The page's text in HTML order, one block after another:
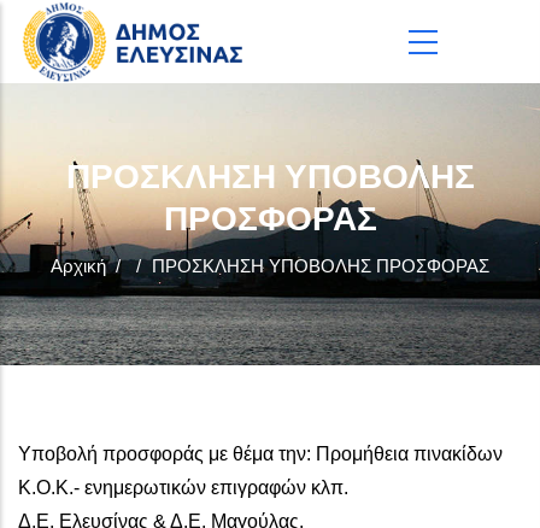
Παράκαμψη προς το κυρίως περιεχόμενο
ΠΡΟΣΚΛΗΣΗ ΥΠΟΒΟΛΗΣ
ΠΡΟΣΦΟΡΑΣ
Αρχική / / ΠΡΟΣΚΛΗΣΗ ΥΠΟΒΟΛΗΣ ΠΡΟΣΦΟΡΑΣ
Υποβολή προσφοράς με θέμα την: Προμήθεια πινακίδων
Κ.Ο.Κ.- ενημερωτικών επιγραφών κλπ.
Δ.Ε. Ελευσίνας & Δ.Ε. Μαγούλας.